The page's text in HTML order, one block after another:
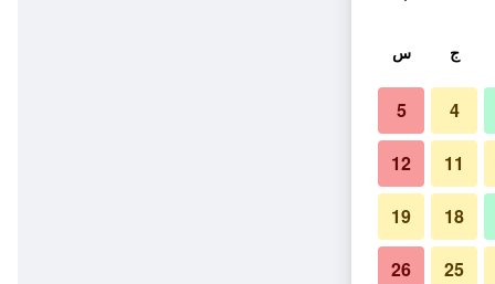
ج س
4
5
11
12
18
19
25
26